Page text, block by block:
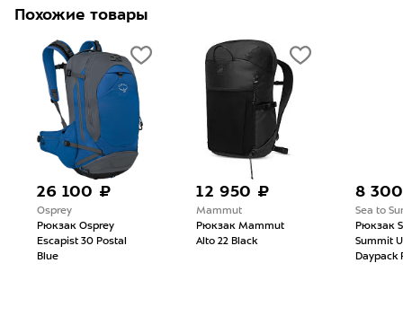
Похожие товары
26 100 ₽
Osprey
Рюкзак Osprey
Escapist 30 Postal
Blue
12 950 ₽
Mammut
Рюкзак Mammut
Alto 22 Black
8
Sea to
Рюкзак
Summit
Daypack